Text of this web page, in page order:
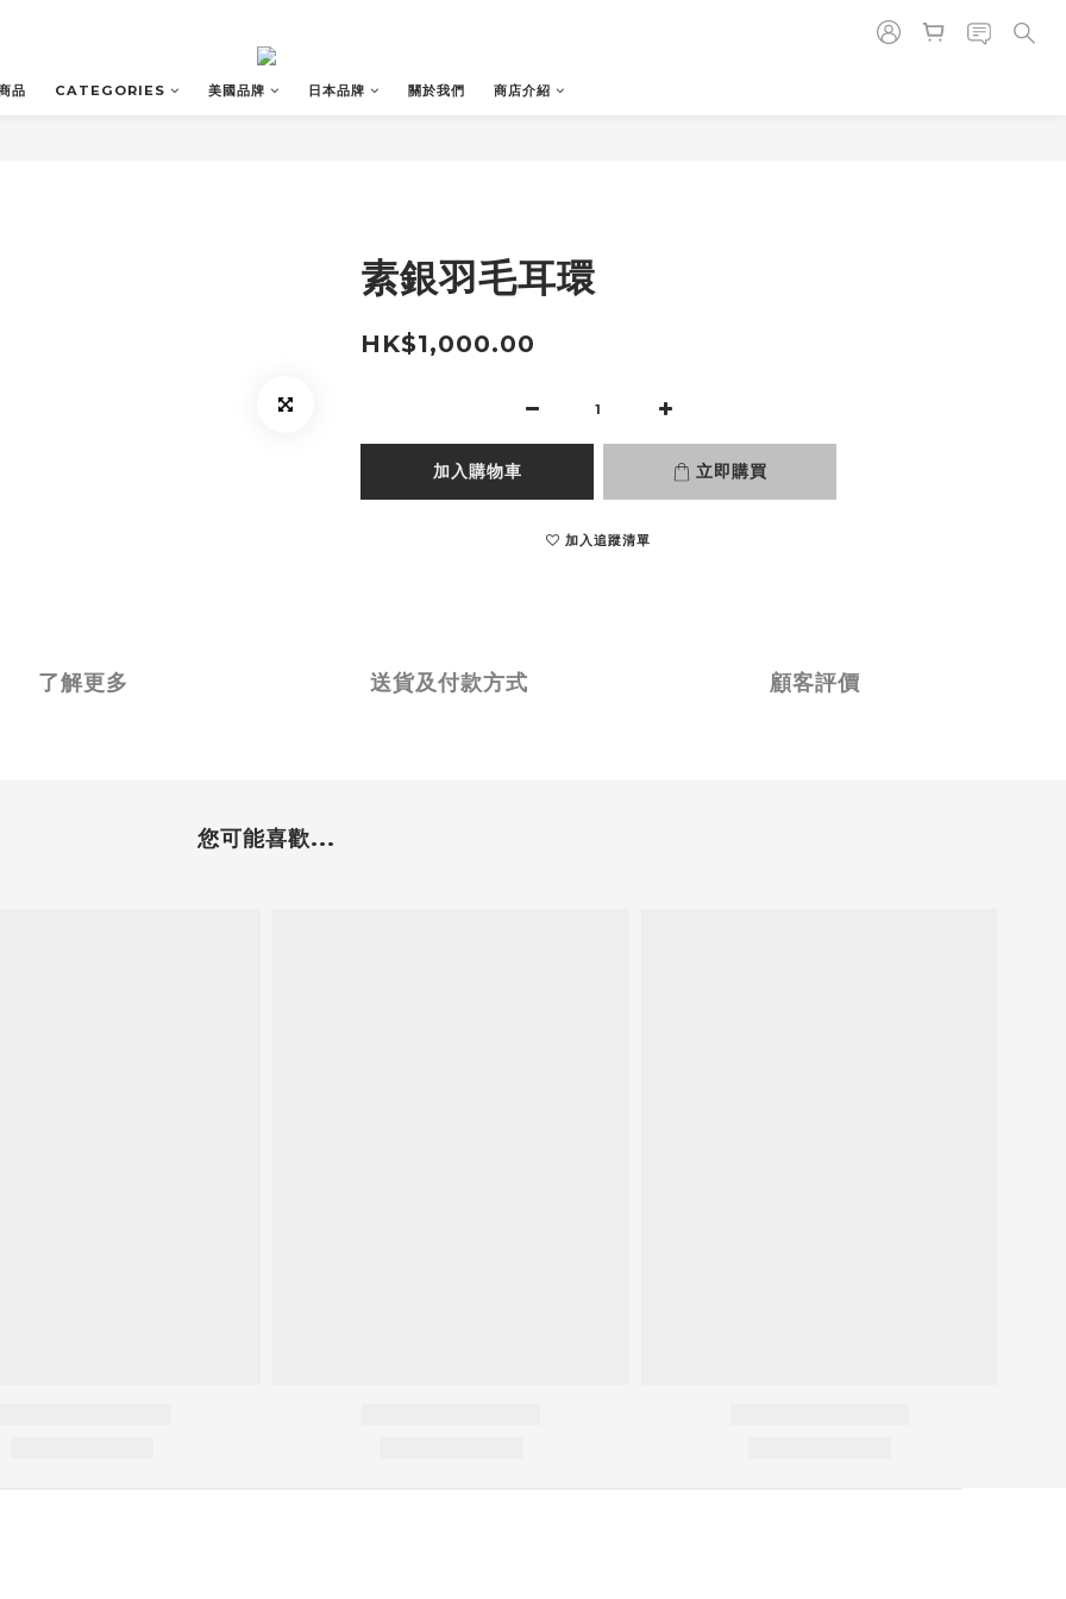
品 CATEGORIES 美國品牌 日本品牌 關於我們 商店介紹
素銀羽毛耳環
HK$1,000.00
加入購物車 立即購買
加入追蹤清單
了解更多 送貨及付款方式 顧客評價
您可能喜歡...